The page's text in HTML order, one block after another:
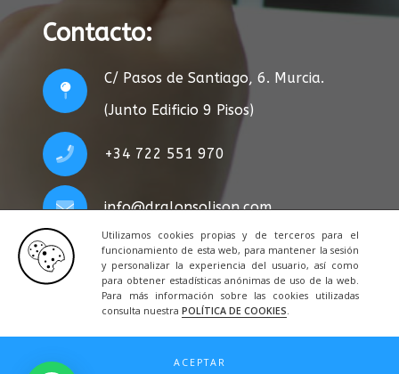
Utilizamos cookies propias y de terceros para el
funcionamiento de esta web, para mantener la sesión
y personalizar la experiencia del usuario, así como
para obtener estadísticas anónimas de uso de la web.
Para más información sobre las cookies utilizadas
consulta nuestra POLÍTICA DE COOKIES.
ACEPTAR
Contacto:
C/ Pasos de Santiago, 6. Murcia.
(Junto Edificio 9 Pisos)
+34 722 551 970
info@dralonsolison.com
Privacidad|Legal|Cookies|Contacto